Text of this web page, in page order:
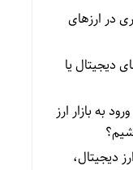
در ارزهای
دیجیتال یا
به بازار ارز
دیجیتال،